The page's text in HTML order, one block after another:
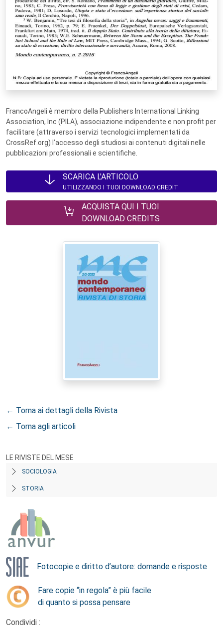
FrancoAngeli è membro della Publishers International Linking
Association, Inc (PILA), associazione indipendente e non profit per
facilitare (attraverso i servizi tecnologici implementati da
CrossRef.org) l’accesso degli studiosi ai contenuti digitali nelle
pubblicazioni professionali e scientifiche.
SCARICA L'ARTICOLO
UTILIZZANDO I TUOI DOWNLOAD CREDIT
ACQUISTA QUI I TUOI
DOWNLOAD CREDITS
← Torna ai dettagli della Rivista
← Torna agli articoli
LE RIVISTE DEL MESE
SOCIOLOGIA
STORIA
Fotocopie e diritto d’autore: domande e risposte
Fare copie “in regola” è più facile
di quanto si possa pensare
Condividi :